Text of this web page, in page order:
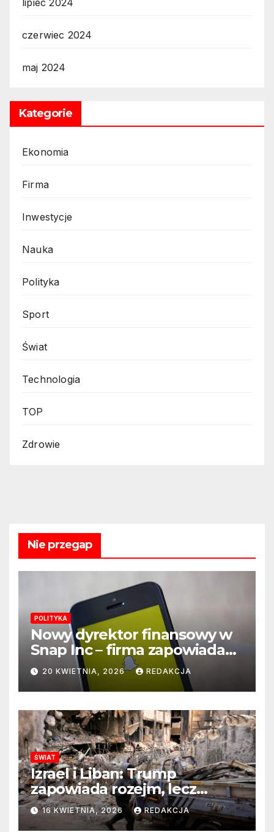
czerwiec 2024
maj 2024
Kategorie
Ekonomia
Firma
Inwestycje
Nauka
Polityka
Sport
Świat
Technologia
TOP
Zdrowie
Nie przegap
POLITYKA
Nowy dyrektor finansowy w
Snap Inc – firma zapowiada
zmianę na kluczowym
stanowisku
20 KWIETNIA, 2026 REDAKCJA
ŚWIAT
Izrael i Liban: Trump
zapowiada rozejm, lecz
perspektywa zakończenia
wojny wciąż odległa
16 KWIETNIA, 2026 REDAKCJA